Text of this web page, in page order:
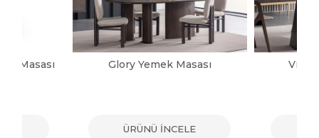
Masası Glory Yemek Masası
ÜRÜNÜ İNCELE
Victor